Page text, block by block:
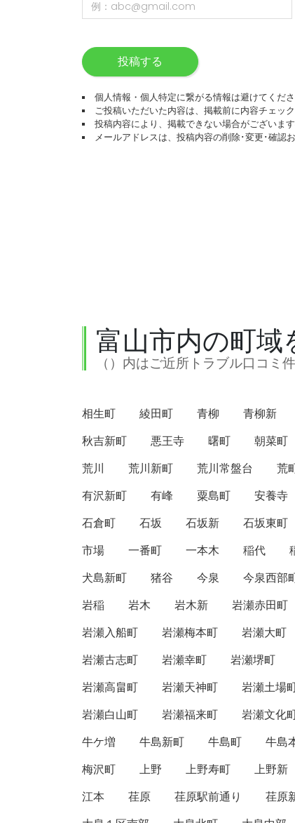
投稿する
個人情報・個人特定に繋がる情報は避けてくださ
ご投稿いただいた内容は、掲載前に内容チェッ
投稿内容により、掲載できない場合がございま
メールアドレスは、投稿内容の削除･変更･確認
富山市内の町域
（）内はご近所トラブル口コミ
相生町 綾田町 青柳 青柳新
秋吉新町
悪王寺 曙町 朝菜町
荒川
荒川新町 荒川常盤台 荒
有沢新町
有峰 粟島町 安養寺
石倉町
石坂 石坂新 石坂東町
市場
一番町 一本木 稲代
犬島新町
猪谷 今泉 今泉西部
岩稲
岩木 岩木新 岩瀬赤田町
岩瀬入船町
岩瀬梅本町 岩瀬大町
岩瀬古志町
岩瀬幸町 岩瀬堺町
岩瀬高畠町
岩瀬天神町 岩瀬土場
岩瀬白山町
岩瀬福来町 岩瀬文化
牛ケ増
牛島新町 牛島町 牛島
梅沢町
上野 上野寿町 上野新
江本
荏原 荏原駅前通り 荏原